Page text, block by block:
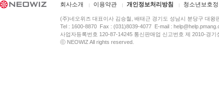
회사소개 이용약관 개인정보처리방침 청소년보호
(주)네오위즈 대표이사 김승철, 배태근 경기도 성남시 분당구 대왕
Tel : 1600-8870 Fax : (031)8039-4077 E-mail :
사업자등록번호 120-87-14245 통신판매업 신고번호 제 2010-경
ⓒ NEOWIZ All rights reserved.